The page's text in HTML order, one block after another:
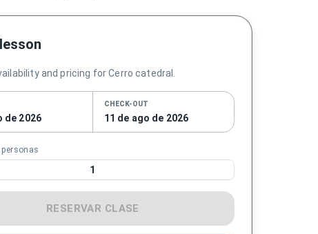
and pricing for Cerro catedral.
de 2026
CHECK-OUT
11 de ago de 2026
1
RESERVAR CLASE